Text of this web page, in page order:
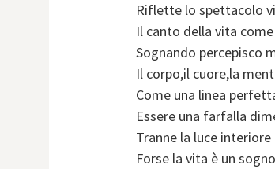
Riflette lo spettacolo
Il canto della vita
Sognando percepisco
Il corpo,il cuore,la
Come una linea
Essere una farfalla
Tranne la luce interiore
Forse la vita è un